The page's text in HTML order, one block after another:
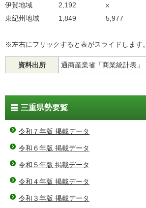
伊賀地域
2,192 x
東紀州地域
1,849 5,977
※左右にフリックすると表がスライドします。
資料出所 通商産業省「商業統計表」
三重県勢要覧
令和７年版 掲載データ
令和６年版 掲載データ
令和５年版 掲載データ
令和４年版 掲載データ
令和３年版 掲載データ